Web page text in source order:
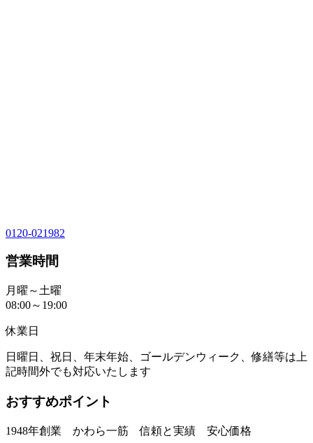
0120-021982
営業時間
月曜～土曜
08:00～19:00
休業日
日曜日、祝日、年末年始、ゴールデンウィーク、修繕等は上
記時間外でも対応いたします
おすすめポイント
1948年創業 かわら一筋 信頼と実績 安心価格